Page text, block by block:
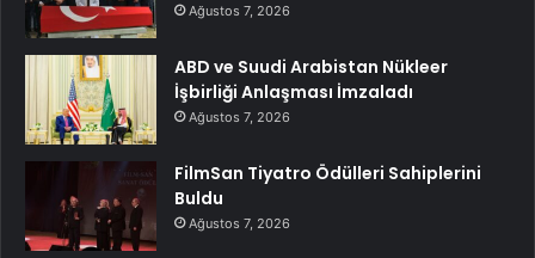
Ağustos 7, 2026
ABD ve Suudi Arabistan Nükleer
İşbirliği Anlaşması İmzaladı
Ağustos 7, 2026
FilmSan Tiyatro Ödülleri Sahiplerini
Buldu
Ağustos 7, 2026